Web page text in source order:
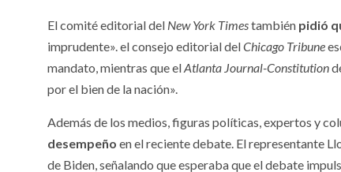
El comité editorial del New York Timestambién pidió
imprudente». el consejo editorial delChicago Tribune
mandato, mientras que elAtlanta Journal-Constitution
por el bien de la nación».
Además de los medios, figuras políticas, expertos y
desempeño en el reciente debate. El representante
de Biden, señalando que esperaba que el debate